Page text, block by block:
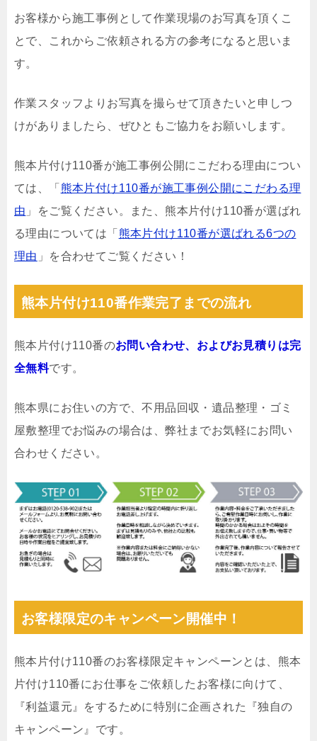
お客様から施工事例として作業現場のお写真を頂くこ
とで、これからご依頼される方の参考になると思いま
す。
作業スタッフよりお写真を撮らせて頂きたいと申しつ
けがありましたら、ぜひともご協力をお願いします。
熊本片付け110番が施工事例公開にこだわる理由につい
ては、「 熊本片付け110番が施工事例公開にこだわる理
由 」をご覧ください。また、熊本片付け110番が選ばれ
る理由については「 熊本片付け110番が選ばれる6つの
理由 」を合わせてご覧ください！
熊本片付け110番作業完了までの流れ
熊本片付け110番のお問い合わせ、およびお見積りは完
全無料です。
熊本県にお住いの方で、不用品回収・遺品整理・ゴミ
屋敷整理でお悩みの場合は、弊社までお気軽にお問い
合わせください。
お客様限定のキャンペーン開催中！
熊本片付け110番のお客様限定キャンペーンとは、熊本
片付け110番にお仕事をご依頼したお客様に向けて、
『利益還元』をするために特別に企画された『独自の
キャンペーン』です。